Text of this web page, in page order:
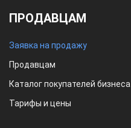
ПРОДАВЦАМ
Заявка на продажу
Продавцам
Каталог покупателей бизнеса
Тарифы и цены